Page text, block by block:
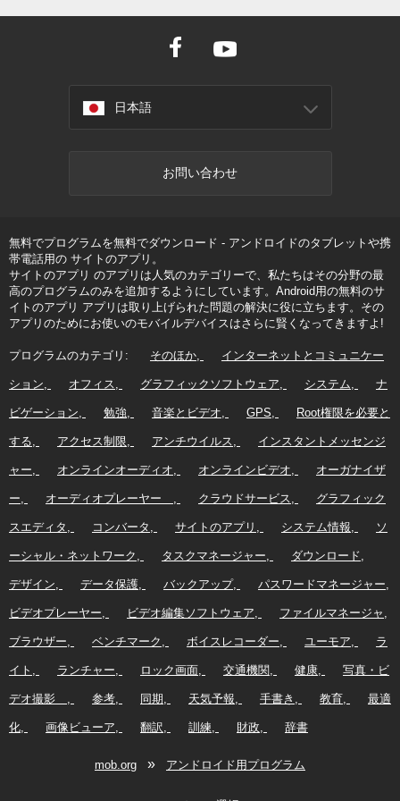
日本語
お問い合わせ
無料でプログラムを無料でダウンロード - アンドロイドのタブレットや携
帯電話用の サイトのアプリ。
サイトのアプリ のアプリは人気のカテゴリーで、私たちはその分野の最
高のプログラムのみを追加するようにしています。Android用の無料のサ
イトのアプリ アプリは取り上げられた問題の解決に役に立ちます。その
アプリのためにお使いのモバイルデバイスはさらに賢くなってきますよ!
プログラムのカテゴリ: そのほか インターネットとコミュニケー
ション オフィス グラフィックソフトウェア システム ナ
ビゲーション 勉強 音楽とビデオ GPS Root権限を必要と
する アクセス制限 アンチウイルス インスタントメッセンジ
ャー オンラインオーディオ オンラインビデオ オーガナイザ
ー オーディオプレーヤー クラウドサービス グラフィック
スエディタ コンバータ サイトのアプリ システム情報 ソ
ーシャル・ネットワーク タスクマネージャー ダウンロード
デザイン データ保護 バックアップ パスワードマネージャー
ビデオプレーヤー ビデオ編集ソフトウェア ファイルマネージャ
ブラウザー ベンチマーク ボイスレコーダー ユーモア ラ
イト ランチャー ロック画面 交通機関 健康 写真・ビ
デオ撮影 参考 同期 天気予報 手書き 教育 最適
化 画像ビューア 翻訳 訓練 財政 辞書
mob.org » アンドロイド用プログラム